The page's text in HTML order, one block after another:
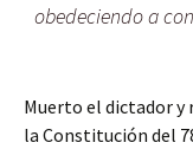
obedeciendo a
Muerto el dictador y
la Constitución del